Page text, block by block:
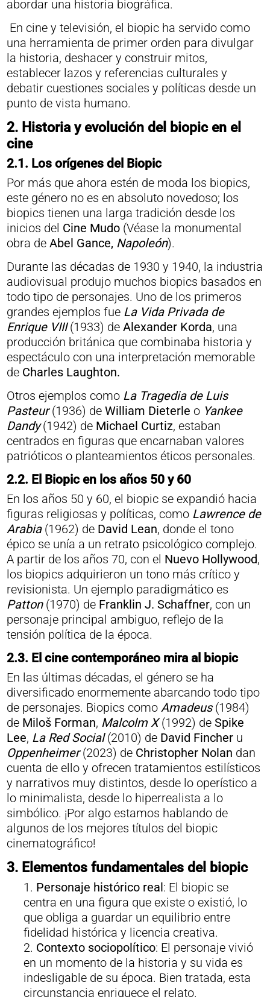
abordar una historia biográfica.
En cine y televisión, el biopic ha servido como
una herramienta de primer orden para divulgar
la historia, deshacer y construir mitos,
establecer lazos y referencias culturales y
debatir cuestiones sociales y políticas desde un
punto de vista humano.
2. Historia y evolución del biopic en el
cine
2.1. Los orígenes del Biopic
Por más que ahora estén de moda los biopics,
este género no es en absoluto novedoso; los
biopics tienen una larga tradición desde los
inicios del Cine Mudo (Véase la monumental
obra de Abel Gance, Napoleón).
Durante las décadas de 1930 y 1940, la industria
audiovisual produjo muchos biopics basados en
todo tipo de personajes. Uno de los primeros
grandes ejemplos fue La Vida Privada de
Enrique VIII (1933) de Alexander Korda, una
producción británica que combinaba historia y
espectáculo con una interpretación memorable
de Charles Laughton.
Otros ejemplos como La Tragedia de Luis
Pasteur(1936) de William Dieterle o Yankee
Dandy (1942) de Michael Curtiz, estaban
centrados en figuras que encarnaban valores
patrióticos o planteamientos éticos personales.
2.2. El Biopic en los años 50 y 60
En los años 50 y 60, el biopic se expandió hacia
figuras religiosas y políticas, como Lawrence de
Arabia (1962) de David Lean, donde el tono
épico se unía a un retrato psicológico complejo.
A partir de los años 70, con el Nuevo Hollywood,
los biopics adquirieron un tono más crítico y
revisionista. Un ejemplo paradigmático es
Patton (1970) de Franklin J. Schaffner, con un
personaje principal ambiguo, reflejo de la
tensión política de la época.
2.3. El cine contemporáneo mira al biopic
En las últimas décadas, el género se ha
diversificado enormemente abarcando todo tipo
de personajes. Biopics como Amadeus (1984)
de Miloš Forman, Malcolm X (1992) de Spike
Lee, La Red Social(2010) de David Fincher u
Oppenheimer(2023) de Christopher Nolan dan
cuenta de ello y ofrecen tratamientos estilísticos
y narrativos muy distintos, desde lo operístico a
lo minimalista, desde lo hiperrealista a lo
simbólico. ¡Por algo estamos hablando de
algunos de los mejores títulos del biopic
cinematográfico!
3. Elementos fundamentales del biopic
Personaje histórico real: El biopic se
centra en una figura que existe o existió, lo
que obliga a guardar un equilibrio entre
fidelidad histórica y licencia creativa.
Contexto sociopolítico: El personaje vivió
en un momento de la historia y su vida es
indesligable de su época. Bien tratada, esta
circunstancia enriquece el relato.